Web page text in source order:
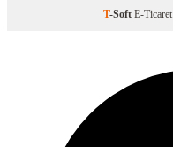
T-Soft E-Ticaret